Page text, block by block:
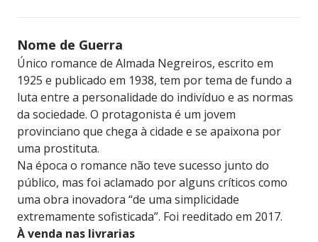
Nome de Guerra
Único romance de Almada Negreiros, escrito em
1925 e publicado em 1938, tem por tema de fundo a
luta entre a personalidade do indivíduo e as normas
da sociedade. O protagonista é um jovem
provinciano que chega à cidade e se apaixona por
uma prostituta.
Na época o romance não teve sucesso junto do
público, mas foi aclamado por alguns críticos como
uma obra inovadora “de uma simplicidade
extremamente sofisticada”. Foi reeditado em 2017.
À venda nas livrarias